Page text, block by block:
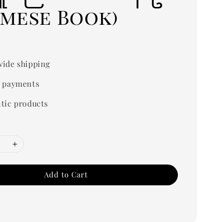
Book)
shipping
payments
products
Add to Cart